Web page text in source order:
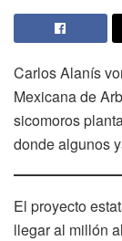
Carlos Alanís
Mexicana de
sicomoros
donde algunos
El proyecto
llegar al millón